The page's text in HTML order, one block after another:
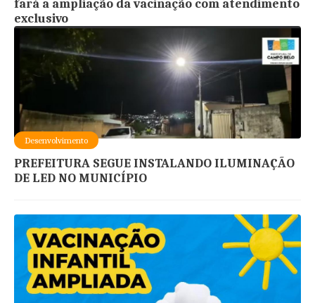
fará a ampliação da vacinação com atendimento
exclusivo
Desenvolvimento
PREFEITURA SEGUE INSTALANDO ILUMINAÇÃO
DE LED NO MUNICÍPIO